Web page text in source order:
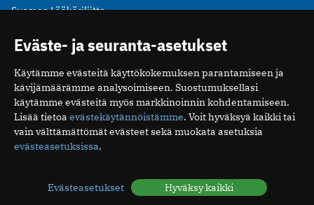
Suomen Lääkäriliitto
00510 Helsinki
puh. (09) 393 091
toimitus@potilaanlaakarilehti.fi
ISSN 2323-9476
Eväste- ja seuranta-asetukset
Käytämme evästeitä käyttökokemuksen parantamiseen ja
kävijämäärämme analysoimiseen. Suostumuksellasi
käytämme evästeitä myös markkinoinnin kohdentamiseen.
Lisää tietoa evästekäytännöistämme. Voit hyväksyä kaikki tai
vain välttämättömät evästeet sekä muokata asetuksia
evästeasetuksissa.
Evästeasetukset Hyväksy kaikki